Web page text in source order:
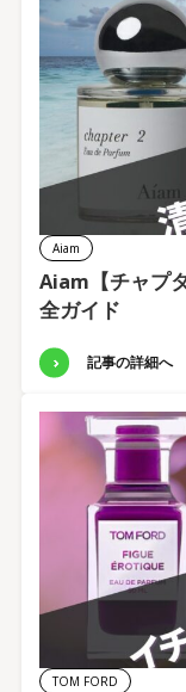
Aiam
Aiam【チャプ
全ガイド
記事の詳細へ
TOM FORD